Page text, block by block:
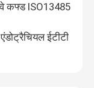
कफ्ड ISO13485
ईटीटी